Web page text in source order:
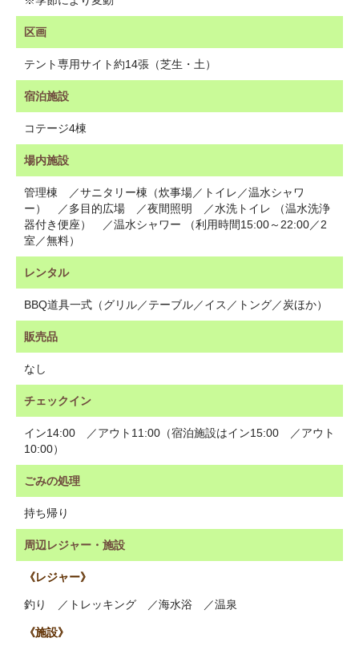
区画
テント専用サイト約14張（芝生・土）
宿泊施設
コテージ4棟
場内施設
管理棟 ／サニタリー棟（炊事場／トイレ／温水シャワ
ー） ／多目的広場 ／夜間照明 ／水洗トイレ （温水洗浄
器付き便座） ／温水シャワー （利用時間15:00～22:00／2
室／無料）
レンタル
BBQ道具一式（グリル／テーブル／イス／トング／炭ほか）
販売品
なし
チェックイン
イン14:00 ／アウト11:00（宿泊施設はイン15:00 ／アウト
10:00）
ごみの処理
持ち帰り
周辺レジャー・施設
《レジャー》
釣り ／トレッキング ／海水浴 ／温泉
《施設》